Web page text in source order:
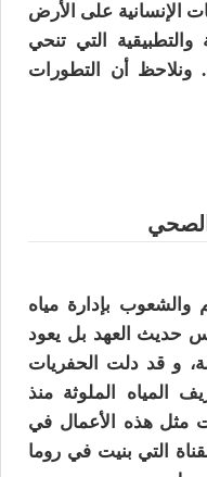
الإنسانية على الأرض
والتطبيقية التي تنحي
ونلاحظ أن التطورات
والشعوب بإدارة مياه
حديث العهد بل يعود
و قد دلت الحفريات
المياه الملوثة منذ
مثل هذه الأعمال في
التي بنيت في روما